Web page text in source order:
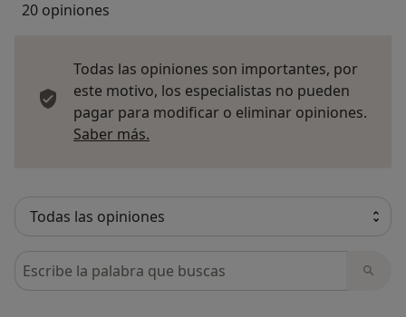
20 opiniones
Todas las opiniones son importantes, por
este motivo, los especialistas no pueden
pagar para modificar o eliminar opiniones.
Saber más.
Busca en opiniones